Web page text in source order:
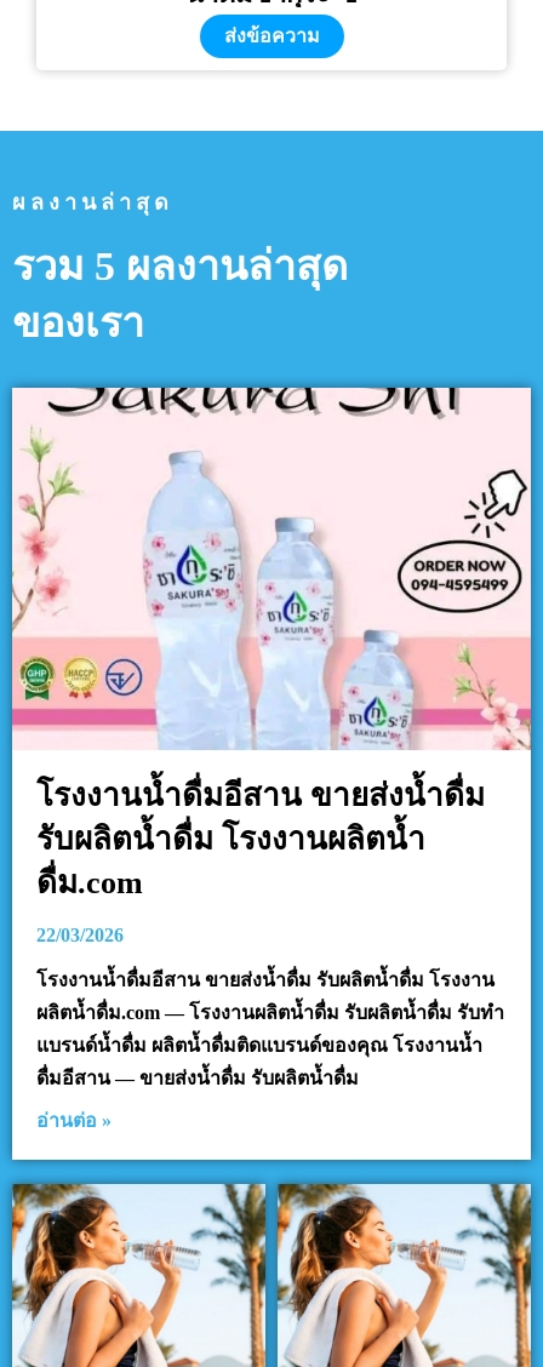
ส่งข้อความ
ผลงานล่าสุด
รวม 5 ผลงานล่าสุด
ของเรา
โรงงานน้ำดื่มอีสาน ขายส่งน้ำดื่ม
รับผลิตน้ำดื่ม โรงงานผลิตน้ำ
ดื่ม.com
22/03/2026
โรงงานน้ำดื่มอีสาน ขายส่งน้ำดื่ม รับผลิตน้ำดื่ม โรงงาน
ผลิตน้ำดื่ม.com — โรงงานผลิตน้ำดื่ม รับผลิตน้ำดื่ม รับทำ
แบรนด์น้ำดื่ม ผลิตน้ำดื่มติดแบรนด์ของคุณ โรงงานน้ำ
ดื่มอีสาน — ขายส่งน้ำดื่ม รับผลิตน้ำดื่ม
อ่านต่อ »